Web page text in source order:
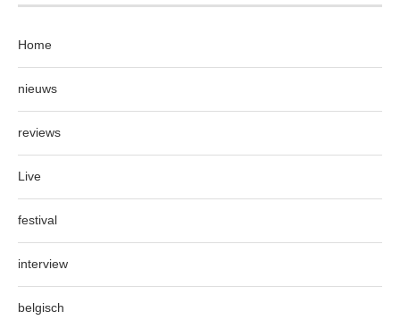
Home
nieuws
reviews
Live
festival
interview
belgisch